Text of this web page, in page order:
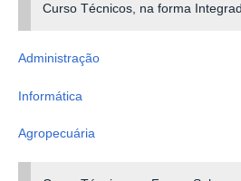
Curso Técnicos, na forma
Administração
Informática
Agropecuária